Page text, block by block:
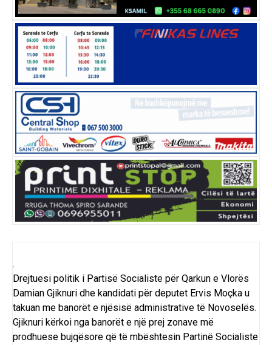
.
Drejtuesi politik i Partisë Socialiste për Qarkun e Vlorës
Damian Gjiknuri dhe kandidati për deputet Ervis Moçka u
takuan me banorët e njësisë administrative të Novoselës.
Gjiknuri kërkoi nga banorët e një prej zonave më
prodhuese bujqësore që të mbështesin Partinë Socialiste